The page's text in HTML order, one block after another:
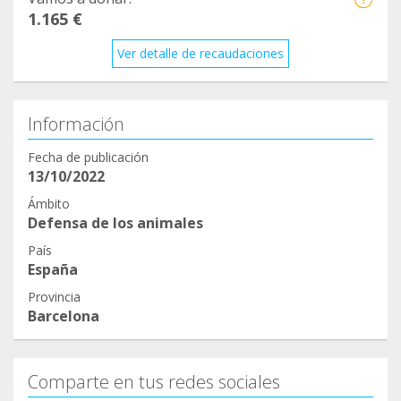
calidad de vida .
9️⃣6️⃣7️⃣€ Ingreso movet (1 semana)
3️⃣1️⃣6️⃣6️⃣€ Presupuesto cirugía
5️⃣1️⃣5️⃣0️⃣ € Total aprox para recaudar ‼️‼️
Podéis ayudarlo
610922829 o 695308231
:
comisión
1.165 €
Ver detalle de recaudaciones
Información
Fecha de publicación
13/10/2022
Ámbito
Defensa de los animales
País
España
Provincia
Barcelona
Comparte en tus redes sociales